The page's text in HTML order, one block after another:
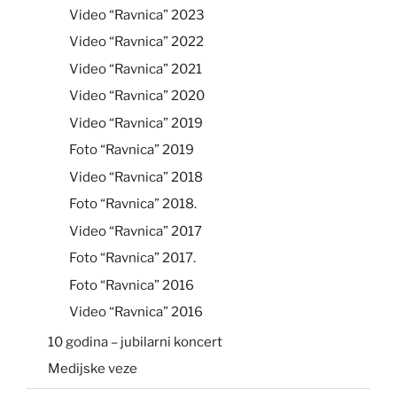
Video “Ravnica” 2023
Video “Ravnica” 2022
Video “Ravnica” 2021
Video “Ravnica” 2020
Video “Ravnica” 2019
Foto “Ravnica” 2019
Video “Ravnica” 2018
Foto “Ravnica” 2018.
Video “Ravnica” 2017
Foto “Ravnica” 2017.
Foto “Ravnica” 2016
Video “Ravnica” 2016
10 godina – jubilarni koncert
Medijske veze